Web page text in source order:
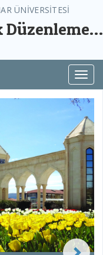
ÜNİVERSİTESİ
Next